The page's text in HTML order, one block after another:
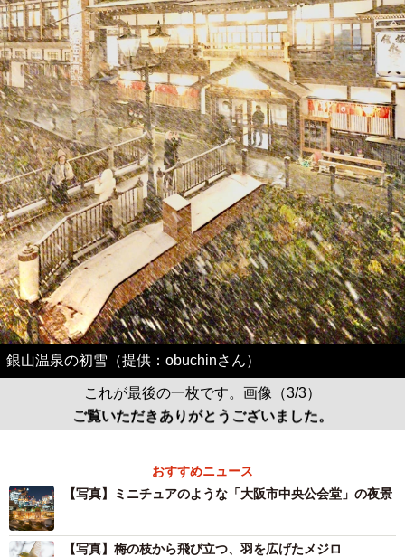
銀山温泉の初雪（提供：obuchinさん）
これが最後の一枚です。画像（3/3）
ご覧いただきありがとうございました。
おすすめニュース
【写真】ミニチュアのような「大阪市中央公会堂」の夜景
【写真】梅の枝から飛び立つ、羽を広げたメジロ